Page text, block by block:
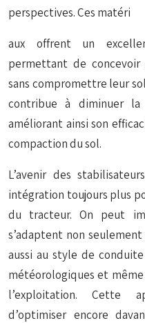
perspectives. Ces matéri
aux offrent un
permettant de
sans compromettre leur
contribue à diminuer
améliorant ainsi son
compaction du sol.
L’avenir des
intégration toujours plus
du tracteur. On peut
s’adaptent non
aussi au style de
météorologiques et
l’exploitation. Cette
d’optimiser encore